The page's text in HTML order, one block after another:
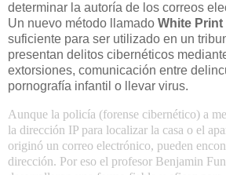
determinar la autoría de los correos
Un nuevo método llamado White Print
suficiente para ser utilizado en un
presentan delitos cibernéticos
extorsiones, comunicación entre
pornografía infantil o llevar virus.
Aunque la policía (forense cibernético) a
la dirección IP para localizar la casa o el
originó un correo electrónico, pueden
dirección. Por eso el profesor Benjamin